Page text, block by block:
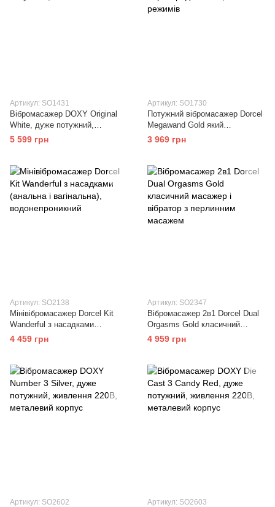
Артикул: SO1431
Вібромасажер DOXY Original
White, дуже потужний,
живлення 220В
5 599 грн
Артикул: SO1730
Потужний вібромасажер Dorcel
Megawand Gold який
перезаряджається, 160
режимів
3 969 грн
Артикул: SO2138
Мінівібромасажер Dorcel Kit
Wanderful з насадками
(анальна і вагінальна),
водонепроникний
4 459 грн
Артикул: SO2347
Вібромасажер 2в1 Dorcel Dual
Orgasms Gold класичний
масажер і вібратор з
перлинним масажем
4 959 грн
Артикул: SO2602 Артикул: SO2603